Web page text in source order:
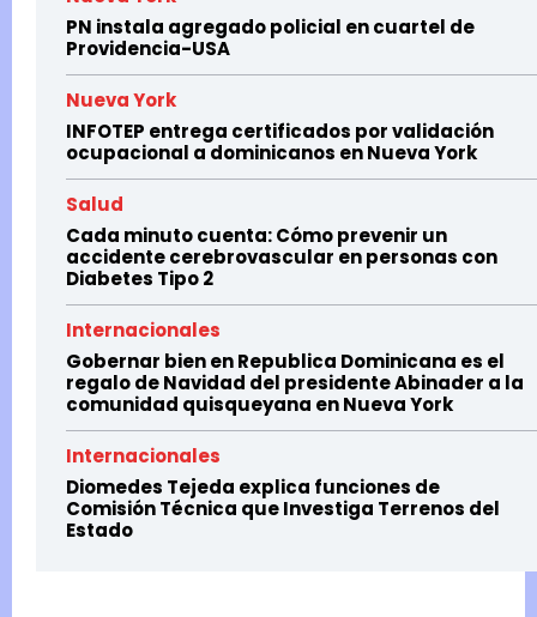
PN instala agregado policial en cuartel de
Providencia-USA
Nueva York
INFOTEP entrega certificados por validación
ocupacional a dominicanos en Nueva York
Salud
Cada minuto cuenta: Cómo prevenir un
accidente cerebrovascular en personas con
Diabetes Tipo 2
Internacionales
Gobernar bien en Republica Dominicana es el
regalo de Navidad del presidente Abinader a la
comunidad quisqueyana en Nueva York
Internacionales
Diomedes Tejeda explica funciones de
Comisión Técnica que Investiga Terrenos del
Estado